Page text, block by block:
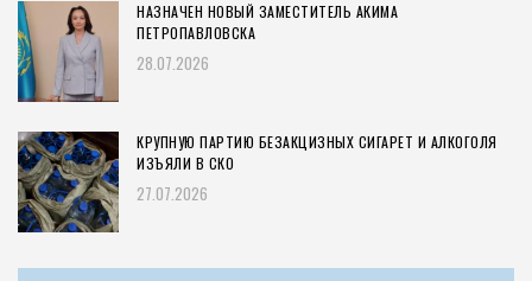
НАЗНАЧЕН НОВЫЙ ЗАМЕСТИТЕЛЬ АКИМА
ПЕТРОПАВЛОВСКА
28.07.2026
КРУПНУЮ ПАРТИЮ БЕЗАКЦИЗНЫХ СИГАРЕТ И АЛКОГОЛЯ
ИЗЪЯЛИ В СКО
27.07.2026